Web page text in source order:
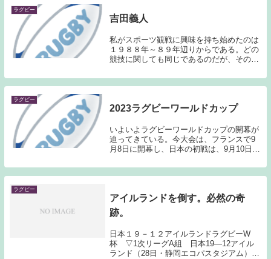
ラグビー
吉田義人
私がスポーツ観戦に興味を持ち始めたのは
１９８８年～８９年辺りからである。どの
競技に関しても同じであるのだが、その頃
記憶に残されている。ラグビーであれば、
当時明治大学でスターウイングだった吉田
ラグビー
2023ラグビーワールドカップ
いよいよラグビーワールドカップの開幕が
迫ってきている。今大会は、フランスで9
月8日に開幕し、日本の初戦は、9月10日の
は好きなのだが、ここ最近はそれ程熱心に
見ている訳ではないのだが、情報に疎くな
ラグビー
アイルランドを倒す。必然の奇
跡。
日本１９－１２アイルランドラグビーW
杯 ▽1次リーグA組 日本19―12アイル
ランド（28日・静岡エコパスタジアム）1